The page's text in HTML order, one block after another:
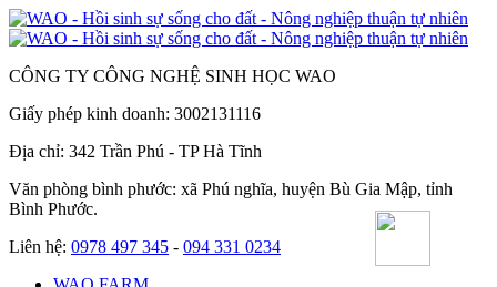
CÔNG TY CÔNG NGHỆ SINH HỌC WAO
Giấy phép kinh doanh: 3002131116
Địa chỉ: 342 Trần Phú - TP Hà Tĩnh
Văn phòng bình phước: xã Phú nghĩa, huyện Bù Gia Mập, tỉnh
Bình Phước.
Liên hệ: 0978 497 345 - 094 331 0234